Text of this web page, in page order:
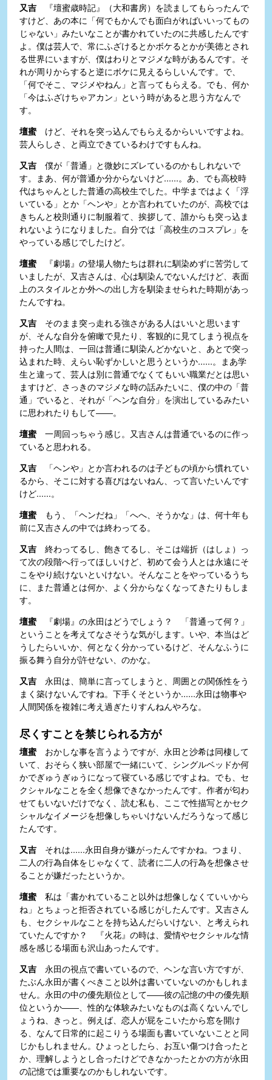
又吉 『壇蜜歳時記』（大和書房）を読ましてもらったんで
すけど、あの本に「何でもかんでも面白がればいいってもの
じゃない」みたいなことが書かれていたのに共感したんです
よ。僕は芸人で、常にふざけるとかボケるとかが美徳とされ
る世界にいますが、僕はわりとマジメな時があるんです。そ
れが周りからすると逆にボケに見えるらしいんです。で、
「何でそこ、マジメやねん」と言ってもらえる。でも、何か
「今はふざけちゃアカン」という時があると思う方なんで
す。
壇蜜 けど、それを突っ込んでもらえるからいいですよね。
芸人らしさ、と両立できているわけですもんね。
又吉 僕が「普通」と微妙にズレているのかもしれないで
す。まあ、何が普通か分からないけど......。あ、でも高校時
代はちゃんとした普通の高校生でした。中学まではよく「浮
いている」とか「ヘンや」とか言われていたのが、高校では
きちんと校則通りに制服着て、挨拶して、誰からも突っ込ま
れないようになりました。自分では「高校生のコスプレ」を
やっている感じでしたけど。
壇蜜 『劇場』の登場人物たちは群れに馴染めずに苦労して
いましたが、又吉さんは、心は馴染んでないんだけど、表面
上のスタイルとか外への出し方を馴染ませられた時期があっ
たんですね。
又吉 そのまま突っ走れる強さがある人はいいと思います
が、そんな自分を俯瞰で見たり、客観的に見てしまう視点を
持った人間は、一回は普通に馴染んどかないと、あとで突っ
込まれた時、えらい恥ずかしいと思うというか......。まあ学
生と違って、芸人は別に普通でなくてもいい職業だとは思い
ますけど、さっきのマジメな時の話みたいに、僕の中の「普
通」でいると、それが「ヘンな自分」を演出しているみたい
に思われたりもして――。
壇蜜 一周回っちゃう感じ。又吉さんは普通でいるのに作っ
ていると思われる。
又吉 「ヘンや」とか言われるのは子どもの頃から慣れてい
るから、そこに対する喜びはないねん、って言いたいんです
けど......。
壇蜜 もう、「ヘンだね」「へへ、そうかな」は、何十年も
前に又吉さんの中では終わってる。
又吉 終わってるし、飽きてるし、そこは端折（はしょ）っ
て次の段階へ行ってほしいけど、初めて会う人とは永遠にそ
こをやり続けないといけない。そんなことをやっているうち
に、また普通とは何か、よく分からなくなってきたりもしま
す。
壇蜜 『劇場』の永田はどうでしょう？ 「普通って何？」
ということを考えてなさそうな気がします。いや、本当はど
うしたらいいか、何となく分かっているけど、そんなふうに
振る舞う自分が許せない、のかな。
又吉 永田は、簡単に言ってしまうと、周囲との関係性をう
まく築けないんですね。下手くそというか......永田は物事や
人間関係を複雑に考え過ぎたりすんねんやろな。
尽くすことを禁じられる方が
壇蜜 おかしな事を言うようですが、永田と沙希は同棲して
いて、おそらく狭い部屋で一緒にいて、シングルベッドか何
かでぎゅうぎゅうになって寝ている感じですよね。でも、セ
クシャルなことを全く想像できなかったんです。作者が匂わ
せてもいないだけでなく、読む私も、ここで性描写とかセク
シャルなイメージを想像しちゃいけないんだろうなって感じ
たんです。
又吉 それは......永田自身が嫌がったんですかね。つまり、
二人の行為自体をじゃなくて、読者に二人の行為を想像させ
ることが嫌だったというか。
壇蜜 私は「書かれていること以外は想像しなくていいから
ね」とちょっと拒否されている感じがしたんです。又吉さん
も、セクシャルなことを持ち込んだらいけない、と考えられ
ていたんですか？ 『火花』の時は、愛情やセクシャルな情
感を感じる場面も沢山あったんです。
又吉 永田の視点で書いているので、ヘンな言い方ですが、
たぶん永田が書くべきこと以外は書いていないのかもしれま
せん。永田の中の優先順位として――彼の記憶の中の優先順
位というか――、性的な体験みたいなものは高くないんでし
ょうね、きっと。例えば、恋人が屁をこいたから窓を開け
る、なんて日常的に起こりうる場面も書いていないことと同
じかもしれません。ひょっとしたら、お互い傷つけ合ったと
か、理解しようとし合ったけどできなかったとかの方が永田
の記憶では重要なのかもしれないです。